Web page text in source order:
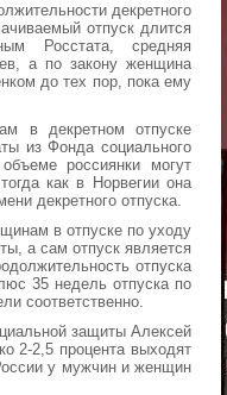
декретного
отпуск длится
Росстата, средняя
а по закону женщина
до тех пор, пока ему
в декретном отпуске
из Фонда социального
россиянки могут
как в Норвегии она
декретного отпуска.
в отпуске по уходу
а сам отпуск является
отпуска
35 недель отпуска по
соответственно.
защиты Алексей
2-2,5 процента выходят
у мужчин и женщин